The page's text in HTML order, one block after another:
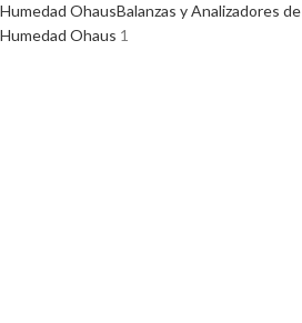
Humedad OhausBalanzas y Analizadores de
Humedad Ohaus 1